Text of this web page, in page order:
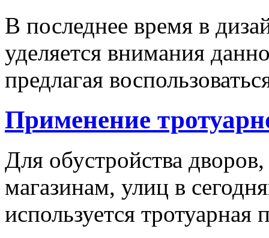
В последнее время в
уделяется внимания
предлагая
Применение
Для обустройства
магазинам, улиц в
используется тротуарная